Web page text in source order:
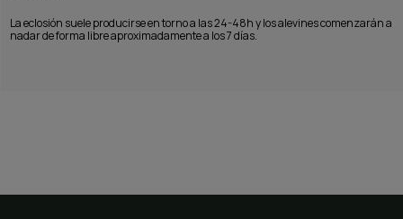
La eclosión suele producirse en torno a las 24-48h y los alevines comenzarán a
nadar de forma libre aproximadamente a los 7 días.